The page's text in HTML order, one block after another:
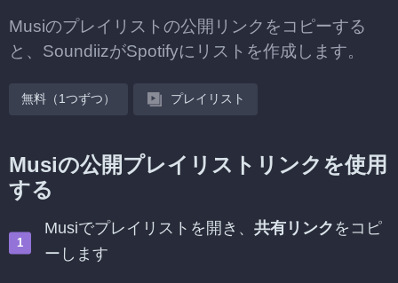
Musiのプレイリストの公開リンクをコピーする
と、SoundiizがSpotifyにリストを作成します。
無料（1つずつ） プレイリスト
Musiの公開プレイリストリンクを使用
する
Musiでプレイリストを開き、 共有リンク をコピ
ーします